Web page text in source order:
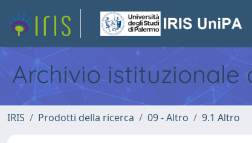
Archivio istituzionale
IRIS Prodotti della ricerca 09 - Altro 9.1 Altro